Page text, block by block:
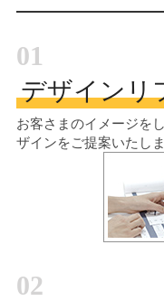
01
デザインリ
お客さまのイメージを
ザインをご提案いたしま
02